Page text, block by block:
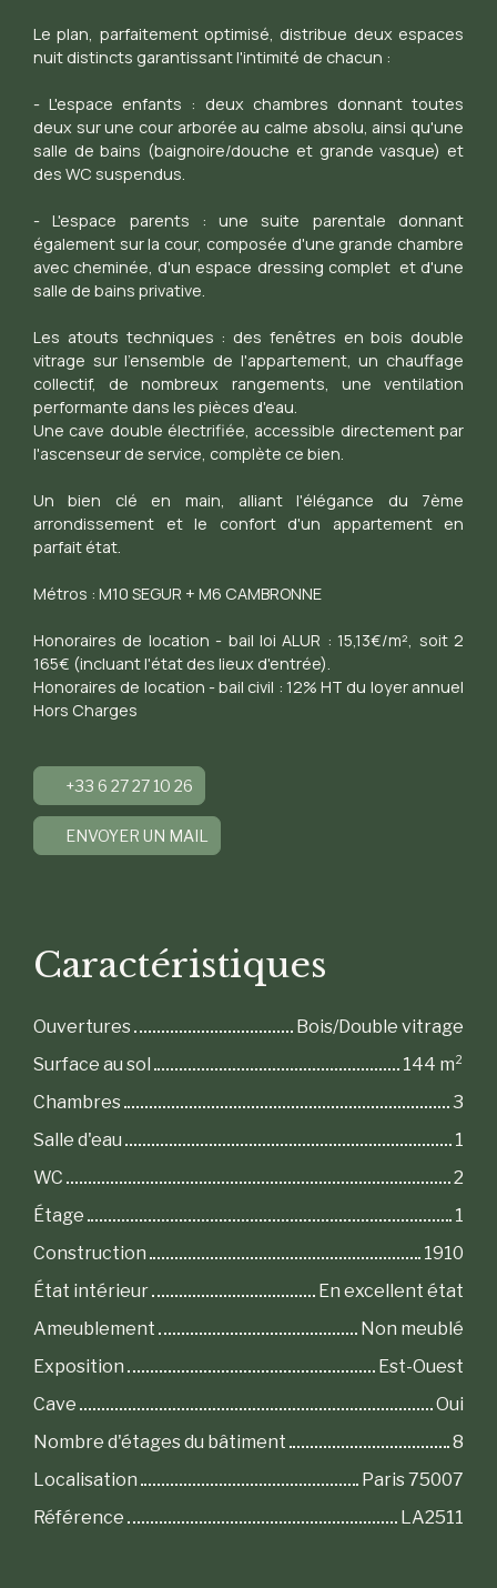
Le plan, parfaitement optimisé, distribue deux espaces
nuit distincts garantissant l'intimité de chacun :
- L'espace enfants : deux chambres donnant toutes
deux sur une cour arborée au calme absolu, ainsi qu'une
salle de bains (baignoire/douche et grande vasque) et
des WC suspendus.
- L'espace parents : une suite parentale donnant
également sur la cour, composée d'une grande chambre
avec cheminée, d'un espace dressing complet et d'une
salle de bains privative.
Les atouts techniques : des fenêtres en bois double
vitrage sur l'ensemble de l'appartement, un chauffage
collectif, de nombreux rangements, une ventilation
performante dans les pièces d'eau.
Une cave double électrifiée, accessible directement par
l'ascenseur de service, complète ce bien.
Un bien clé en main, alliant l'élégance du 7ème
arrondissement et le confort d'un appartement en
parfait état.
Métros : M10 SEGUR + M6 CAMBRONNE
Honoraires de location - bail loi ALUR : 15,13€/m², soit 2
165€ (incluant l'état des lieux d'entrée).
Honoraires de location - bail civil : 12% HT du loyer annuel
Hors Charges
+33 6 27 27 10 26
ENVOYER UN MAIL
Caractéristiques
Ouvertures
Bois/Double vitrage
Surface au sol
144 m²
Chambres
3
Salle d'eau
1
WC
2
Étage
1
Construction
1910
État intérieur
En excellent état
Ameublement
Non meublé
Exposition
Est-Ouest
Cave
Oui
Nombre d'étages du bâtiment
8
Localisation
Paris 75007
Référence
LA2511